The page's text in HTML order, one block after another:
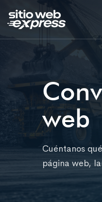
web
Cuéntanos
página web,